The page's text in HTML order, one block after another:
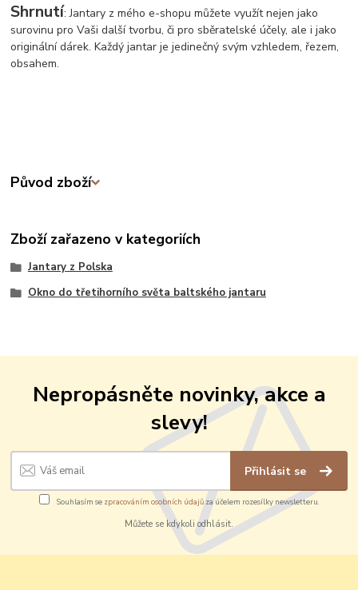
Shrnutí: Jantary z mého e-shopu můžete využít nejen jako
surovinu pro Vaši další tvorbu, či pro sběratelské účely, ale i jako
originální dárek. Každý jantar je jedinečný svým vzhledem, řezem,
obsahem.
Původ zboží
Zboží zařazeno v kategoriích
Jantary z Polska
Okno do třetihorního světa baltského jantaru
Nepropásněte novinky, akce a
slevy!
Přihlásit se
Souhlasím se zpracováním osobních údajůza účelem rozesílky newsletteru.
Můžete se kdykoli odhlásit.